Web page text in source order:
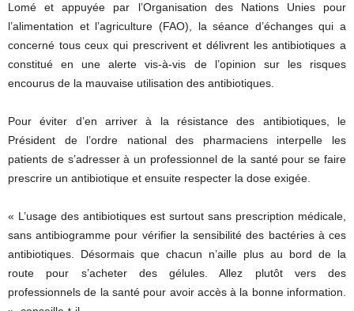
Lomé et appuyée par l’Organisation des Nations Unies pour
l’alimentation et l’agriculture (FAO) , la séance d’échanges qui a
concerné tous ceux qui prescrivent et délivrent les antibiotiques a
constitué en une alerte vis-à-vis de l’opinion sur les risques
encourus de la mauvaise utilisation des antibiotiques.
Pour éviter d’en arriver à la résistance des antibiotiques, le
Président de l’ordre national des pharmaciens interpelle les
patients de s’adresser à un professionnel de la santé pour se faire
prescrire un antibiotique et ensuite respecter la dose exigée.
« L’usage des antibiotiques est surtout sans prescription médicale,
sans antibiogramme pour vérifier la sensibilité des bactéries à ces
antibiotiques.
Désormais que chacun n’aille plus au bord de la
route pour s’acheter des gélules.
Allez plutôt vers des
professionnels de la santé pour avoir accès à la bonne information.